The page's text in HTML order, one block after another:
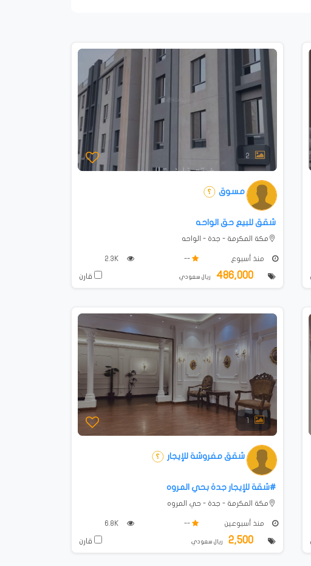
2
مسوق
شقق للبيع حق الواحه
مكة المكرمة - جدة - الواحه
منذ أسبوع --
ريال سعودي قارن
1
شقق مفروشة للإيجار
#شقة للإيجار جدة بحي المروه
مكة المكرمة - جدة - حي المروه
منذ أسبوعين --
ريال سعودي قارن